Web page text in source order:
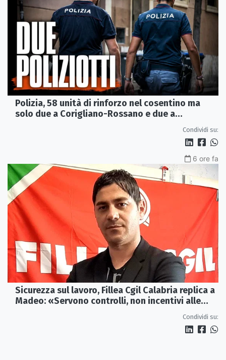
Polizia, 58 unità di rinforzo nel cosentino ma
solo due a Corigliano-Rossano e due a
Condividi su:
6 ore fa
Sicurezza sul lavoro, Fillea Cgil Calabria replica a
Madeo: «Servono controlli, non incentivi alle
Condividi su: